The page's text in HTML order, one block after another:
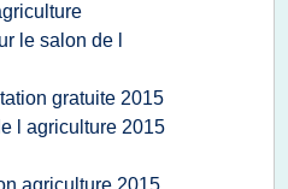
le salon de l
gratuite 2015
l agriculture 2015
agriculture 2015